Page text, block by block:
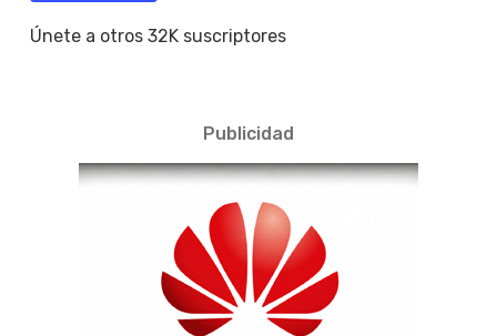
Únete a otros 32K suscriptores
Publicidad